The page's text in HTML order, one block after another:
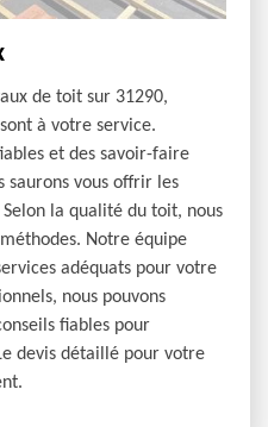
de toit sur 31290,
à votre service.
et des savoir-faire
saurons vous offrir les
la qualité du toit, nous
Notre équipe
adéquats pour votre
nous pouvons
fiables pour
devis détaillé pour votre